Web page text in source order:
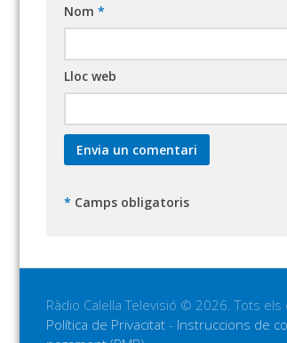
Nom *
Lloc web
* Camps obligatoris
Ràdio Calella Televisió © 2026. Tots
Política de Privacitat - Instruccions de